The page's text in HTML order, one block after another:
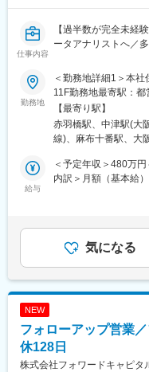
変更の範囲：会社の
人材の不足と移住・
地域特有の産業構造
＜当社のプロジェク
https://www.ccube-
＜入社の決め手＞
例１（前職：ITコンサ
への強い思いを再認
企業で自分の思いを
を聞き、興味を持っ
はの魅力に惹かれ、
の力を引き出し、地
は多様なプレーヤー
旗振り役となり得る
一員として活躍した
仕事内容
【過半数が完全未経
ータアナリストへ／
データを活用して企
ナリストを募集いた
■業務概要
クライアントから受
課題解決に向けたプ
本ポジションはアナ
析」「議論するため
■プロジェクト例（
（2）マーケティング
・山陽新幹線および
ェクト
勤務地
＜勤務地詳細1＞本
11F勤務地最寄駅：
屋内全面禁煙＜勤務
区大深町6番38号 グ
JAM-STUDIO 404号
【最寄り駅】
赤羽橋駅、中津駅(大
線)、麻布十番駅、大
給与
＜予定年収＞480万
内訳＞月額（基本給
＞オファー年収はご
ルタイムプロモーシ
会があります。過去
賃金はあくまでも目
性があります。月給(
気になる
NEW
フォローアップ営業
休128日
株式会社フォワードキャピタ